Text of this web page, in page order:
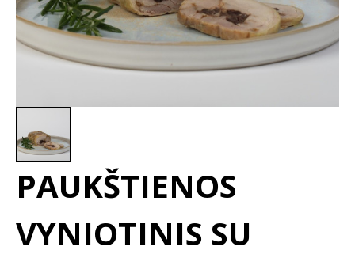
PAUKŠTIENOS
VYNIOTINIS SU